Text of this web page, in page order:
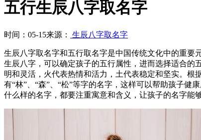
五行生辰八字取名字
时间：05-15来源： 生辰八字取名字
生辰八字取名字和五行取名字是中国传统文化中的重要
生辰八字，可以确定孩子的五行属性，进而选择适合的
明和灵活，火代表热情和活力，土代表稳定和坚实。
有“林”、“森”、“松”等字的名字，这样可以帮助孩子健
什么样的名字，都要注重寓意和含义，让孩子的名字能